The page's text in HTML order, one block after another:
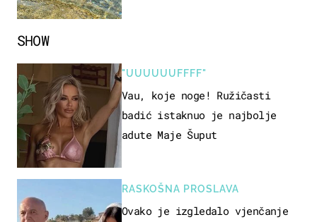
SHOW
"UUUUUUFFFF"
Vau, koje noge! Ružičasti
badić istaknuo je najbolje
adute Maje Šuput
RASKOŠNA PROSLAVA
Ovako je izgledalo vjenčanje